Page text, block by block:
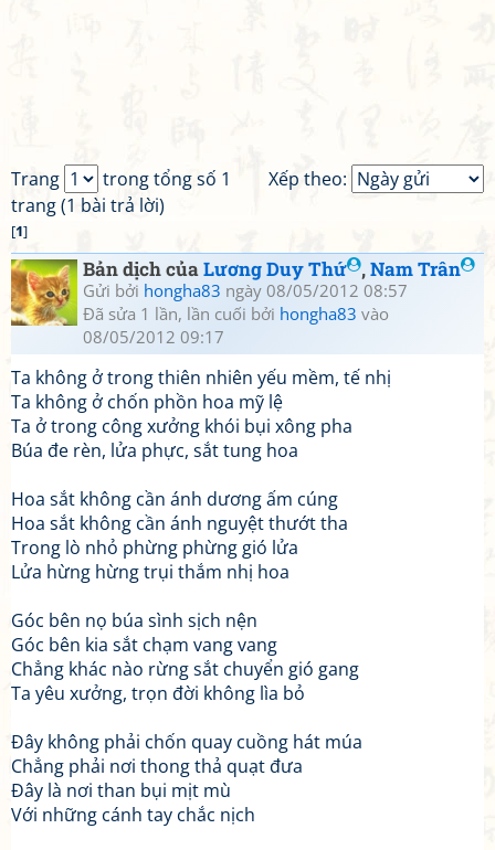
Xếp theo:
Trang
trong tổng số 1
trang (1 bài trả lời)
[1]
Bản dịch củaLương Duy Thứ ,Nam Trân
Gửi bởi hongha83 ngày 08/05/2012 08:57
Đã sửa 1 lần, lần cuối bởi hongha83 vào
08/05/2012 09:17
Ta không ở trong thiên nhiên yếu mềm, tế nhị
Ta không ở chốn phồn hoa mỹ lệ
Ta ở trong công xưởng khói bụi xông pha
Búa đe rèn, lửa phực, sắt tung hoa
Hoa sắt không cần ánh dương ấm cúng
Hoa sắt không cần ánh nguyệt thướt tha
Trong lò nhỏ phừng phừng gió lửa
Lửa hừng hừng trụi thắm nhị hoa
Góc bên nọ búa sình sịch nện
Góc bên kia sắt chạm vang vang
Chẳng khác nào rừng sắt chuyển gió gang
Ta yêu xưởng, trọn đời không lìa bỏ
Đây không phải chốn quay cuồng hát múa
Chẳng phải nơi thong thả quạt đưa
Đây là nơi than bụi mịt mù
Với những cánh tay chắc nịch